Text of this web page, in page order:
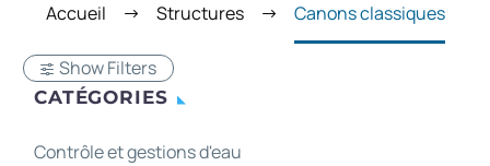
Accueil Structures Canons classiques
Show Filters
CATÉGORIES
Contrôle et gestions d'eau